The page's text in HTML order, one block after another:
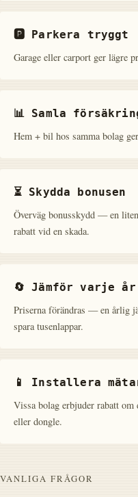
🅿️ Parkera tryggt
Garage eller carport ger lägre
📊 Samla
Hem + bil hos samma bolag
⏳ Skydda bonusen
Överväg bonusskydd — en
rabatt vid en skada.
🔄 Jämför varje år
Priserna förändras — en årlig
spara tusenlappar.
📱 Installera
Vissa bolag erbjuder rabatt
eller dongle.
VANLIGA FRÅGOR